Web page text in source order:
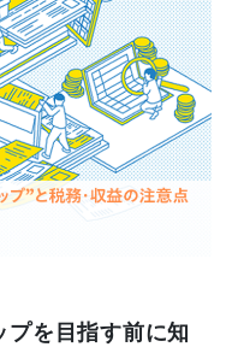
プを目指す前に知